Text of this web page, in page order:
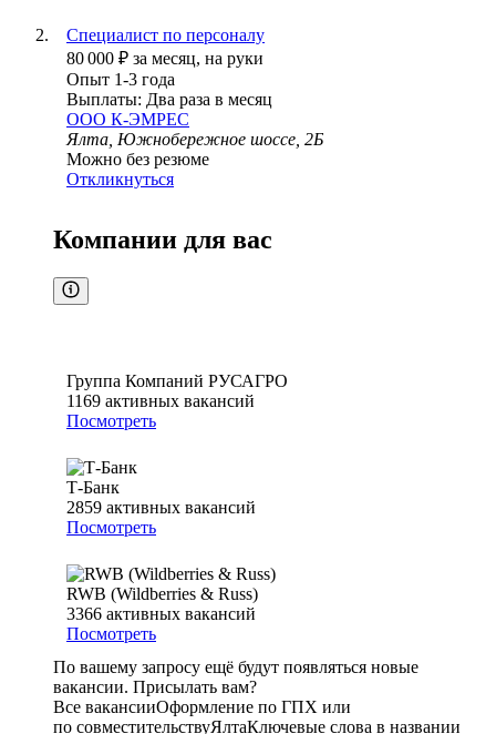
Специалист по персоналу
80 000 ₽ за месяц, на руки
Опыт 1-3 года
Выплаты: Два раза в месяц
ООО К-ЭМРЕС
Ялта, Южнобережное шоссе, 2Б
Можно без резюме
Откликнуться
Компании для вас
Группа Компаний РУСАГРО
1169 активных вакансий
Посмотреть
Т-Банк
2859 активных вакансий
Посмотреть
RWB (Wildberries & Russ)
3366 активных вакансий
Посмотреть
По вашему запросу ещё будут появляться новые
вакансии. Присылать вам?
Все вакансииОформление по ГПХ или
по совместительствуЯлтаКлючевые слова в названии